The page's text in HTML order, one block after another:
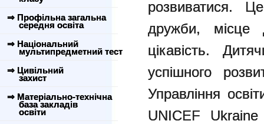
⇒ Профільна загальна
середня освіта
⇒ Національний
мультипредметний тест
⇒ Цивільний
захист
⇒ Матеріально-технічна
база закладів
освіти
розвиватися.
дружби, місце
цікавість.
успішного
Управління
UNICEF